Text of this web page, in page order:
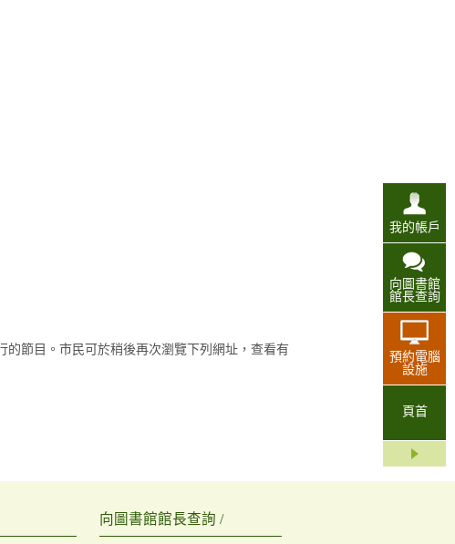
我的帳戶
向圖書館
館長查詢
預約電腦
設施
頁首
節目。市民可於稍後再次瀏覽下列網址，查看有
向圖書館館長查詢 /